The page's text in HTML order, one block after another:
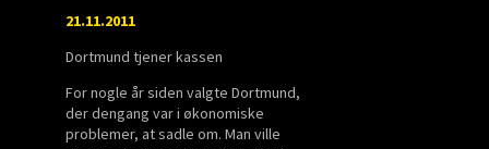
21.11.2011
Dortmund tjener kassen
For nogle år siden valgte Dortmund,
der dengang var i økonomiske
problemer, at sadle om. Man ville